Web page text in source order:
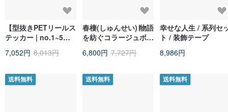
【型抜きPETリールス
テッカー | no.1~5セ
きPETテープ
7,052円 8,013円
送料無料
春棲(しゅんせい)∣物語
を紡ぐコラージュボッ
テ文具ギフトセット
6,800円 7,727円
送料無料
幸せな人生 / 系列セ
ト / 装飾テープ
8,986円
送料無料